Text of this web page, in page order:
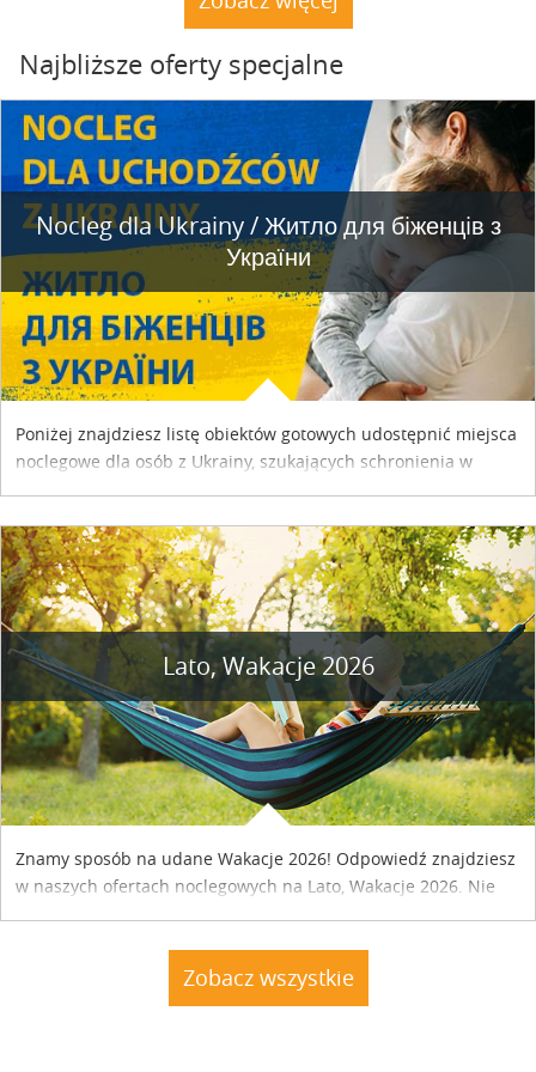
Najbliższe oferty specjalne
Nocleg dla Ukrainy / Житло для бiженцiв з
України
Poniżej znajdziesz listę obiektów gotowych udostępnić miejsca
noclegowe dla osób z Ukrainy, szukających schronienia w
Lato, Wakacje 2026
Znamy sposób na udane Wakacje 2026! Odpowiedź znajdziesz
w naszych ofertach noclegowych na Lato, Wakacje 2026. Nie
Zobacz wszystkie